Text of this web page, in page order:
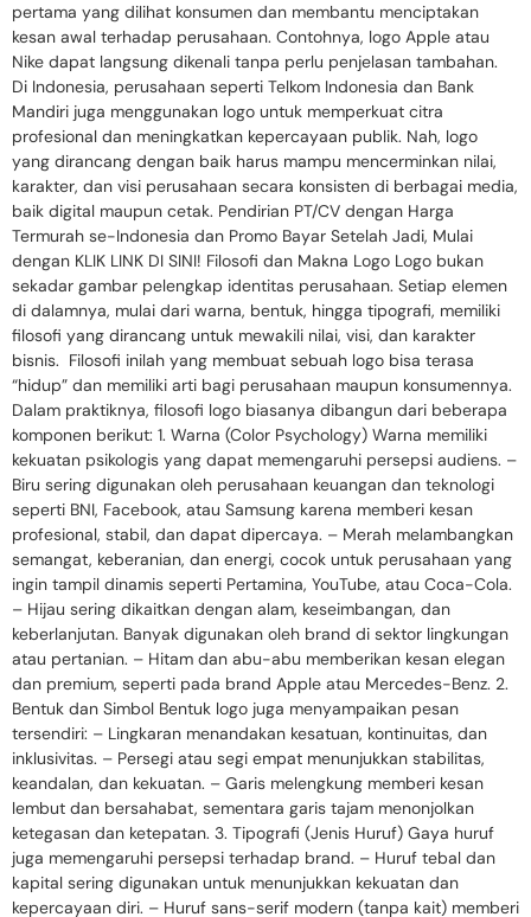
pertama yang dilihat konsumen dan membantu menciptakan
kesan awal terhadap perusahaan. Contohnya, logo Apple atau
Nike dapat langsung dikenali tanpa perlu penjelasan tambahan.
Di Indonesia, perusahaan seperti Telkom Indonesia dan Bank
Mandiri juga menggunakan logo untuk memperkuat citra
profesional dan meningkatkan kepercayaan publik. Nah, logo
yang dirancang dengan baik harus mampu mencerminkan nilai,
karakter, dan visi perusahaan secara konsisten di berbagai media,
baik digital maupun cetak. Pendirian PT/CV dengan Harga
Termurah se-Indonesia dan Promo Bayar Setelah Jadi, Mulai
dengan KLIK LINK DI SINI! Filosofi dan Makna Logo Logo bukan
sekadar gambar pelengkap identitas perusahaan. Setiap elemen
di dalamnya, mulai dari warna, bentuk, hingga tipografi, memiliki
filosofi yang dirancang untuk mewakili nilai, visi, dan karakter
bisnis. Filosofi inilah yang membuat sebuah logo bisa terasa
“hidup” dan memiliki arti bagi perusahaan maupun konsumennya.
Dalam praktiknya, filosofi logo biasanya dibangun dari beberapa
komponen berikut: 1. Warna (Color Psychology) Warna memiliki
kekuatan psikologis yang dapat memengaruhi persepsi audiens. –
Biru sering digunakan oleh perusahaan keuangan dan teknologi
seperti BNI, Facebook, atau Samsung karena memberi kesan
profesional, stabil, dan dapat dipercaya. – Merah melambangkan
semangat, keberanian, dan energi, cocok untuk perusahaan yang
ingin tampil dinamis seperti Pertamina, YouTube, atau Coca-Cola.
– Hijau sering dikaitkan dengan alam, keseimbangan, dan
keberlanjutan. Banyak digunakan oleh brand di sektor lingkungan
atau pertanian. – Hitam dan abu-abu memberikan kesan elegan
dan premium, seperti pada brand Apple atau Mercedes-Benz. 2.
Bentuk dan Simbol Bentuk logo juga menyampaikan pesan
tersendiri: – Lingkaran menandakan kesatuan, kontinuitas, dan
inklusivitas. – Persegi atau segi empat menunjukkan stabilitas,
keandalan, dan kekuatan. – Garis melengkung memberi kesan
lembut dan bersahabat, sementara garis tajam menonjolkan
ketegasan dan ketepatan. 3. Tipografi (Jenis Huruf) Gaya huruf
juga memengaruhi persepsi terhadap brand. – Huruf tebal dan
kapital sering digunakan untuk menunjukkan kekuatan dan
kepercayaan diri. – Huruf sans-serif modern (tanpa kait) memberi